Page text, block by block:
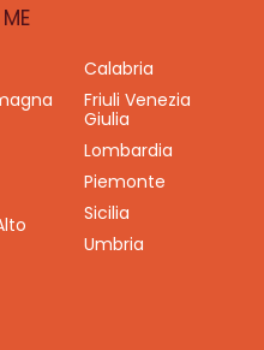
Calabria
Friuli Venezia
Giulia
Lombardia
Piemonte
Sicilia
Umbria